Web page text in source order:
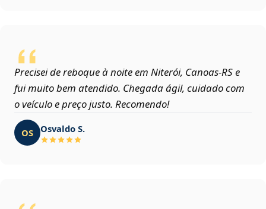
Precisei de reboque à noite em Niterói, Canoas‑RS e
fui muito bem atendido. Chegada ágil, cuidado com
o veículo e preço justo. Recomendo!
OS Osvaldo S.